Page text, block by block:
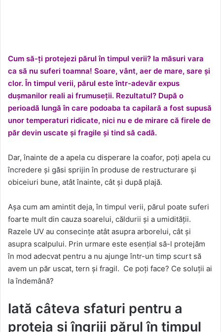
Cum să-ți protejezi părul în timpul verii? Ia măsuri vara
ca să nu suferi toamna! Soare, vânt, aer de mare, sare și
clor. În timpul verii, părul este într-adevăr expus
dușmanilor reali ai frumuseții. Rezultatul? După o
perioadă lungă în care podoaba ta capilară a fost supusă
unor temperaturi ridicate, nici nu e de mirare că firele de
păr devin uscate și fragile și tind să cadă.
Dar, înainte de a apela cu disperare la coafor, poți apela cu
încredere și găsi sprijin în produse de restructurare și
obiceiuri bune, atât înainte, cât și după plajă.
Așa cum am amintit deja, în timpul verii, părul poate suferi
foarte mult din cauza soarelui, căldurii și a umidității.
Razele UV au consecințe atât asupra arborelui, cât și
asupra scalpului. Prin urmare este esențial să-l protejăm
în mod adecvat pentru a nu ajunge într-un timp scurt să
avem un păr uscat, tern și fragil. Ce poți face? Ce soluții ai
la îndemână?
Iată câteva sfaturi pentru a
proteja și îngriji părul în timpul